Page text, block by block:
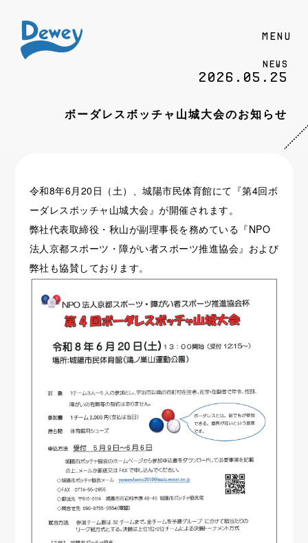
MENU
News
2026.05.25
ボーダレスボッチャ山城大会のお知らせ
令和8年6月20日（土）、城陽市民体育館にて『第4回ボ
ーダレスボッチャ山城大会』が開催されます。
弊社代表取締役・秋山が副理事長を務めている『NPO
法人京都スポーツ・障がい者スポーツ推進協会』および
弊社も協賛しております。